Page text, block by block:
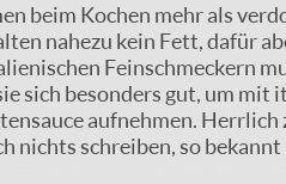
beim Kochen mehr als
nahezu kein Fett, dafür
Feinschmeckern
sich besonders gut, um
aufnehmen. Herrlich
schreiben, so